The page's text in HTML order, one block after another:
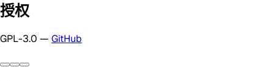
授权
GPL-3.0 — GitHub